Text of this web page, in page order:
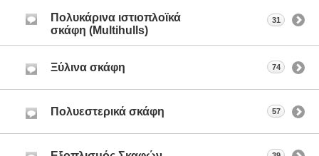
Πολυκάρινα ιστιοπλοϊκά
σκάφη (Multihulls)
31
Ξύλινα σκάφη 74
Πολυεστερικά σκάφη 57